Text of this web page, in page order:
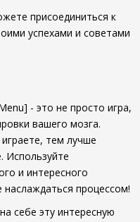
присоединиться к
успехами и советами
- это не просто игра,
вашего мозга.
тем лучше
Используйте
и интересного
процессом!
себе эту интересную